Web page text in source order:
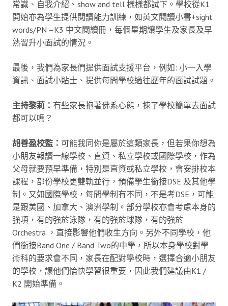
常識、自我介紹、show and tell 樣樣都試下。學校從K1
開始亦為學生提供閱讀能力訓練，如英文閱讀小書+sight
words/PN –K3 中文閱讀冊，每個星期讓學生及家長及早
熟習升小面試的情況。
最後，我們為家長們提供面試支援平台，例如: 小一入學
資訊、面試小貼士、提供每間學校過往歷年的面試試題。
主持黎莉： 有些家長抱著佛系心態，揀了學校簡單去面試
都可以嗎？
胡善盈校監： 可能我同你是屬於這類家長，但若果你想為
小朋友報讀一線學校、直資、私立學校或國際學校，作為
父母就要預早準備，特別是直資或私立學校，會安排校本
課程，部份學校更雙軌並行，預備學生銜接DSE 及其他學
制。又如國際學校，每間學制有不同，不是考DSE，可能
是跟美國、加拿大、澳洲學制。部分學校亦會考慮本身的
強項，有的強於泳隊，有的強於球隊，有的強於
Orchestra ，直接影響他們收生方向。另外不同學校，他
們銜接Band One / Band Two的中學，所以本身學校對學
術科的要求會不同，家長在配對學校時，選擇合適小朋友
的學校，讓他們惀快學習很重要，因此我們建議由K1 /
K2 開始準備。